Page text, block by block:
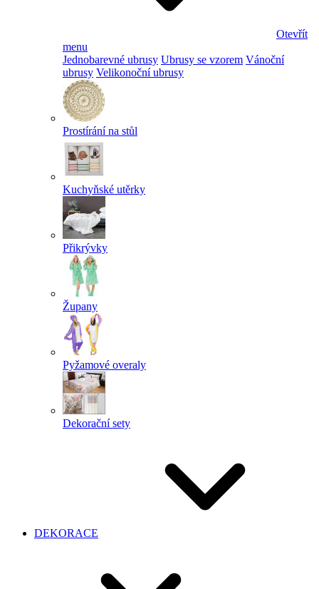
Otevřít
menu
Jednobarevné ubrusy Ubrusy se vzorem Vánoční
ubrusy Velikonoční ubrusy
Prostírání na stůl
Kuchyňské utěrky
Přikrývky
Župany
Pyžamové overaly
Dekorační sety
DEKORACE